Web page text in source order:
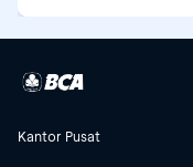
Kantor Pusat